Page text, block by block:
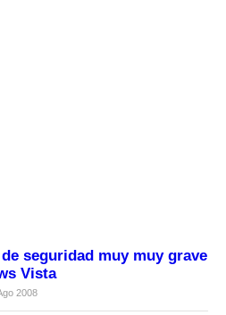
seguridad muy muy grave
Vista
2008